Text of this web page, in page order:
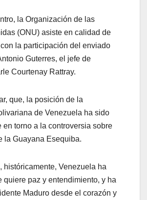
la Organización de las
(ONU) asiste en calidad de
la participación del enviado
Guterres, el jefe de
Courtenay Rattray.
que, la posición de la
de Venezuela ha sido
en torno a la controversia sobre
la Guayana Esequiba.
históricamente, Venezuela ha
quiere paz y entendimiento, y ha
Maduro desde el corazón y